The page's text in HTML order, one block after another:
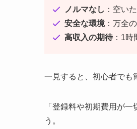
ノルマなし ：空い
安全な環境：万全
高収入の期待：1時
一見すると、初心者でも
「登録料や初期費用が
う。